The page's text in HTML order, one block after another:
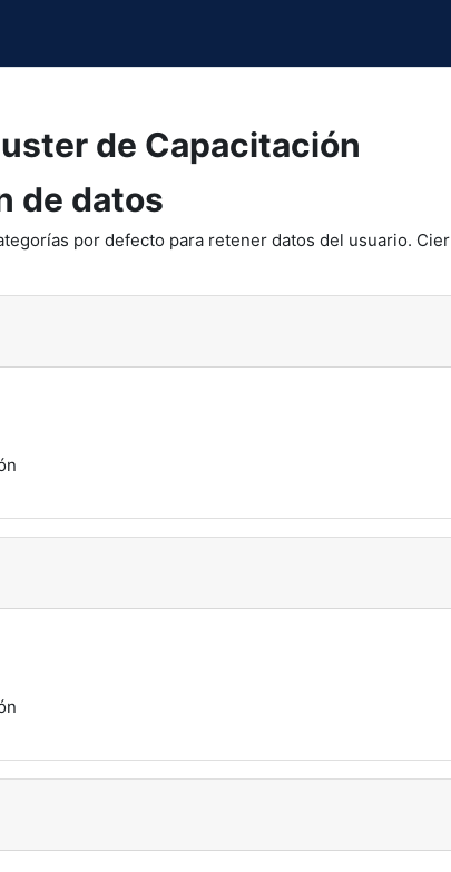
de Capacitación
de datos
por defecto para retener datos del usuario.